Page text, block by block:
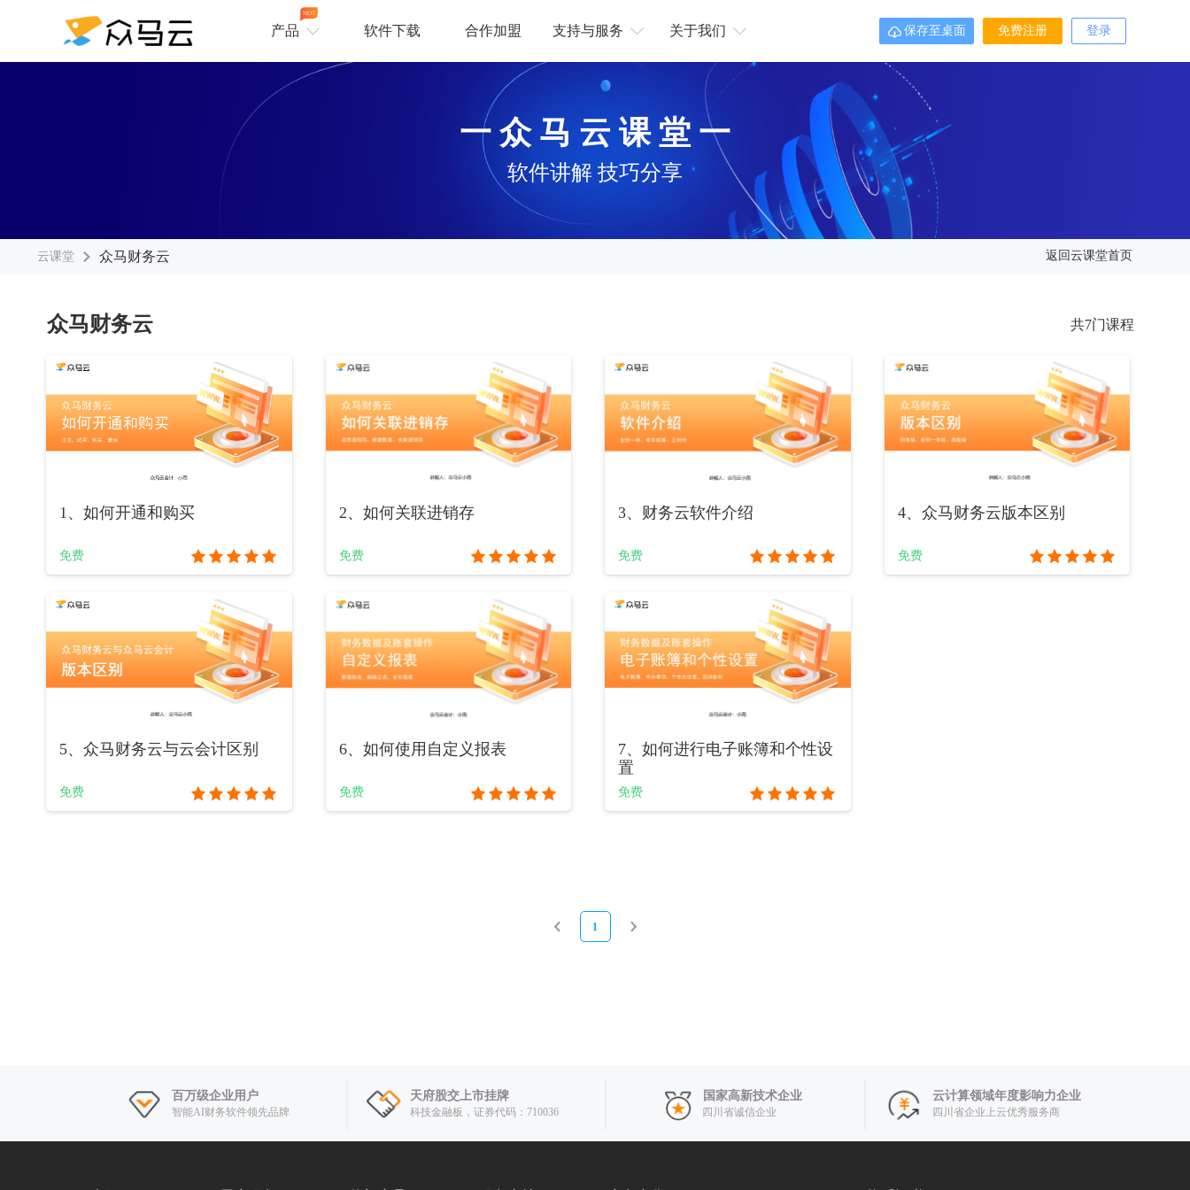
HOT
产品 软件下载 合作加盟 支持与服务 关于我们 登录
免费注册
 保存至桌面
一 众 马 云 课 堂 一
软件讲解 技巧分享
云课堂 众马财务云 返回云课堂首页
众马财务云 共7门课程
1、如何开通和购买
免费
2、如何关联进销存
免费
3、财务云软件介绍
免费
4、众马财务云版本区别
免费
5、众马财务云与云会计区别
免费
6、如何使用自定义报表
免费
7、如何进行电子账簿和个性设
置
免费
1
百万级企业用户
智能AI财务软件领先品牌
天府股交上市挂牌
科技金融板，证券代码：710036
国家高新技术企业
四川省诚信企业
云计算领域年度影响力企业
四川省企业上云优秀服务商